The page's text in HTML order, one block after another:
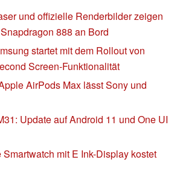
und offizielle Renderbilder zeigen
888 an Bord
startet mit dem Rollout von
Screen-Funktionalität
AirPods Max lässt Sony und
Update auf Android 11 und One UI
mit E Ink-Display kostet